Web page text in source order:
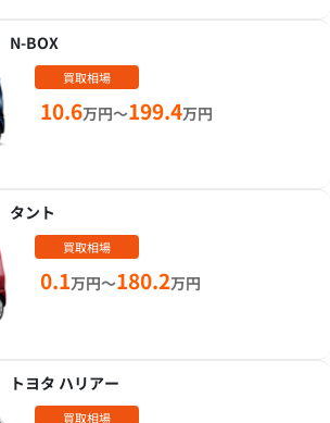
N-BOX
買取相場
10.6万円～199.4万円
タント
買取相場
0.1万円～180.2万円
トヨタ ハリアー
買取相場